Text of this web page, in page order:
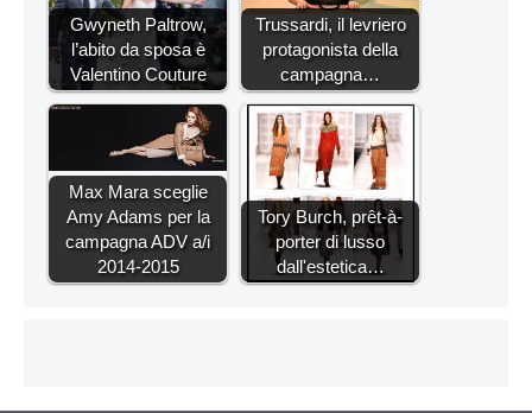
Gwyneth Paltrow,
l’abito da sposa è
Valentino Couture
Trussardi, il levriero
protagonista della
campagna…
Max Mara sceglie
Amy Adams per la
campagna ADV a/i
2014-2015
Tory Burch, prêt-à-
porter di lusso
dall'estetica…